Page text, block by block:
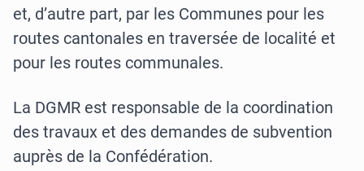
et, d’autre part, par les Communes pour les
routes cantonales en traversée de localité et
pour les routes communales.
La DGMR est responsable de la coordination
des travaux et des demandes de subvention
auprès de la Confédération.